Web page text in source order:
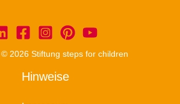
2026 Stiftung steps for children
Hinweise